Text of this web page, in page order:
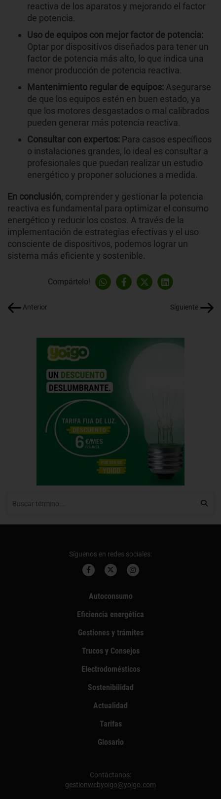
reactiva de los aparatos y mejorando el factor
de potencia.
Uso de equipos con mejor factor de potencia:
Optar por dispositivos diseñados para tener un
factor de potencia más alto, lo que indica una
menor producción de potencia reactiva.
Mantenimiento regular de equipos: Asegurarse
de que los equipos estén en buen estado, ya
que los motores desgastados o mal calibrados
pueden generar más potencia reactiva.
Consultar con expertos: Para casos específicos
o instalaciones grandes, lo ideal es consultar a
profesionales que puedan realizar un estudio
energético y proponer soluciones a medida.
En conclusión, comprender y gestionar la potencia
reactiva es fundamental para optimizar el consumo
energético y reducir los costos. A través de la
implementación de estrategias efectivas y el uso
consciente de dispositivos, podemos lograr un
sistema más eficiente y sostenible.
Compártelo!
Anterior Siguiente
Síguenos en redes sociales:
Autoconsumo
Eficiencia energética
Gestiones y trámites
Trucos y Consejos
Electrodomésticos
Sostenibilidad
Actualidad
Tarifas
Glosario
Contáctanos:
gestionwebyoigo@yoigo.com